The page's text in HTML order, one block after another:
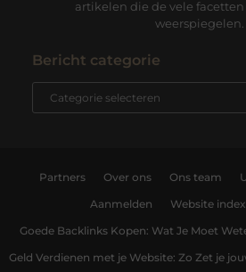
artikelen die de vele
weerspiegelen.
Bericht categorie
Partners Over ons Ons team
Aanmelden Website index
Goede Backlinks Kopen: Wat Je Moet
Geld Verdienen met je Website: Zo Zet je